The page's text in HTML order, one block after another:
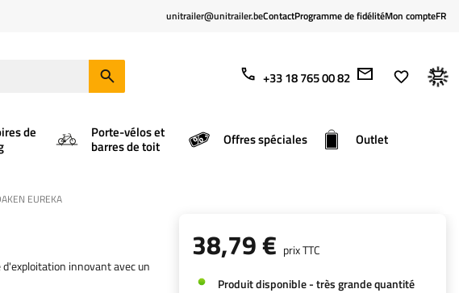
unitrailer@unitrailer.beContactProgramme de fidélitéMon compteFR
+33 18 765 00 82
de Porte-vélos et
barres de toit Offres spéciales Outlet
EUREKA
innovant avec un
38,79 € prix TTC
Produit disponible - très grande quantité